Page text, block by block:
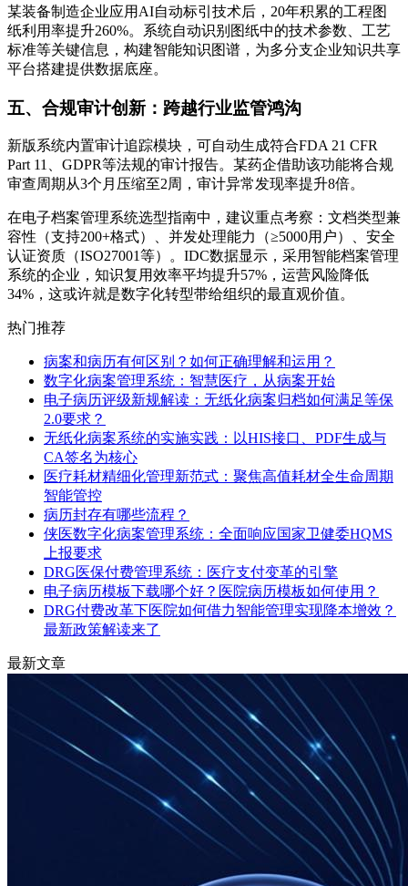
某装备制造企业应用AI自动标引技术后，20年积累的工程图
纸利用率提升260%。系统自动识别图纸中的技术参数、工艺
标准等关键信息，构建智能知识图谱，为多分支企业知识共享
平台搭建提供数据底座。
五、合规审计创新：跨越行业监管鸿沟
新版系统内置审计追踪模块，可自动生成符合FDA 21 CFR
Part 11、GDPR等法规的审计报告。某药企借助该功能将合规
审查周期从3个月压缩至2周，审计异常发现率提升8倍。
在电子档案管理系统选型指南中，建议重点考察：文档类型兼
容性（支持200+格式）、并发处理能力（≥5000用户）、安全
认证资质（ISO27001等）。IDC数据显示，采用智能档案管理
系统的企业，知识复用效率平均提升57%，运营风险降低
34%，这或许就是数字化转型带给组织的最直观价值。
热门推荐
病案和病历有何区别？如何正确理解和运用？
数字化病案管理系统：智慧医疗，从病案开始
电子病历评级新规解读：无纸化病案归档如何满足等保
2.0要求？
无纸化病案系统的实施实践：以HIS接口、PDF生成与
CA签名为核心
医疗耗材精细化管理新范式：聚焦高值耗材全生命周期
智能管控
病历封存有哪些流程？
侠医数字化病案管理系统：全面响应国家卫健委HQMS
上报要求
DRG医保付费管理系统：医疗支付变革的引擎
电子病历模板下载哪个好？医院病历模板如何使用？
DRG付费改革下医院如何借力智能管理实现降本增效？
最新政策解读来了
最新文章